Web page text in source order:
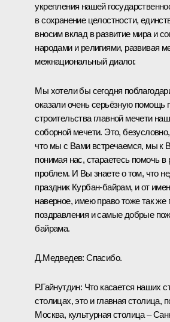
укрепления нашей
в сохранение целостности,
вносим вклад в развитие мира и
народами и религиями, развивая
межнациональный диалог.
Мы хотели бы сегодня
оказали очень серьёзную помощь
строительства главной мечети
соборной мечети. Это,
что мы с Вами встречаемся, мы к
понимая нас, стараетесь помочь
проблем. И Вы знаете о том, что
праздник Курбан-байрам, и от
наверное, имею право тоже так
поздравления и самые добрые
байрама.
Д.Медведев: Спасибо.
Р.Гайнутдин: Что касается наших
столицах, это и главная столица,
Москва, культурная столица –